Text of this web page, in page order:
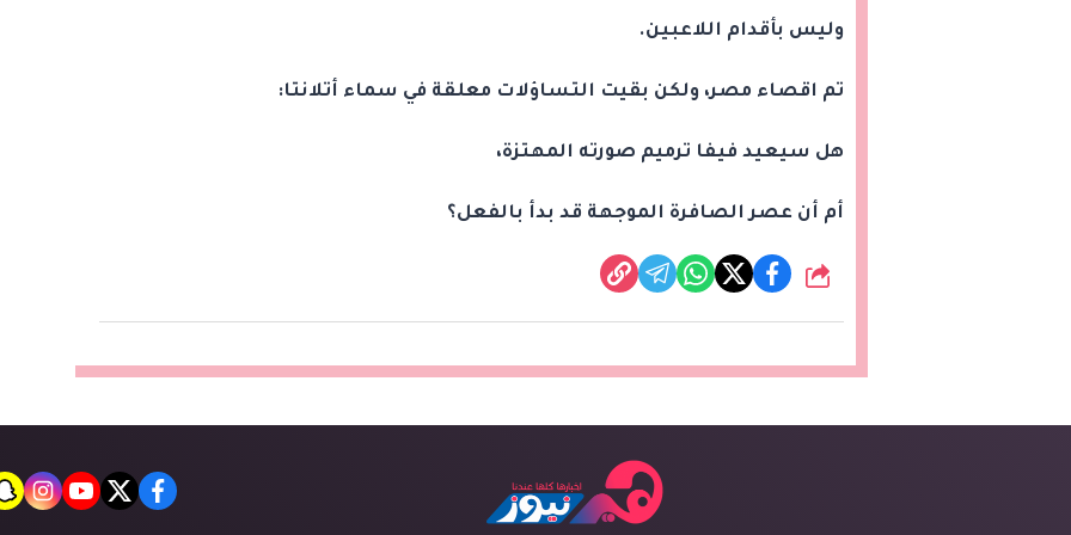
وليس بأقدام اللاعبين.
تم اقصاء مصر، ولكن بقيت التساؤلات معلقة في سماء أتلانتا:
هل سيعيد فيفا ترميم صورته المهتزة،
أم أن عصر الصافرة الموجهة قد بدأ بالفعل؟
شارك
facebook
twitter
youtube